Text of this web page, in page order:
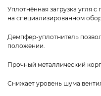
Уплотнённая загрузка угля
на специализированном
Демпфер-уплотнитель
положении.
Прочный металлический
Снижает уровень шума